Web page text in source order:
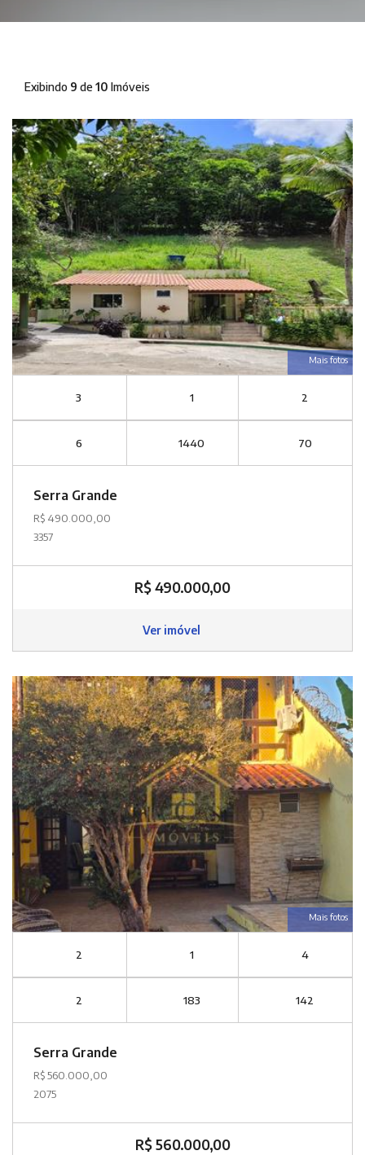
Exibindo 9 de10 Imóveis
Mais fotos
3 1 2
6 1440 70
Serra Grande
R$ 490.000,00
3357
R$ 490.000,00
Ver imóvel
Mais fotos
2 1 4
2 183 142
Serra Grande
R$ 560.000,00
2075
R$ 560.000,00